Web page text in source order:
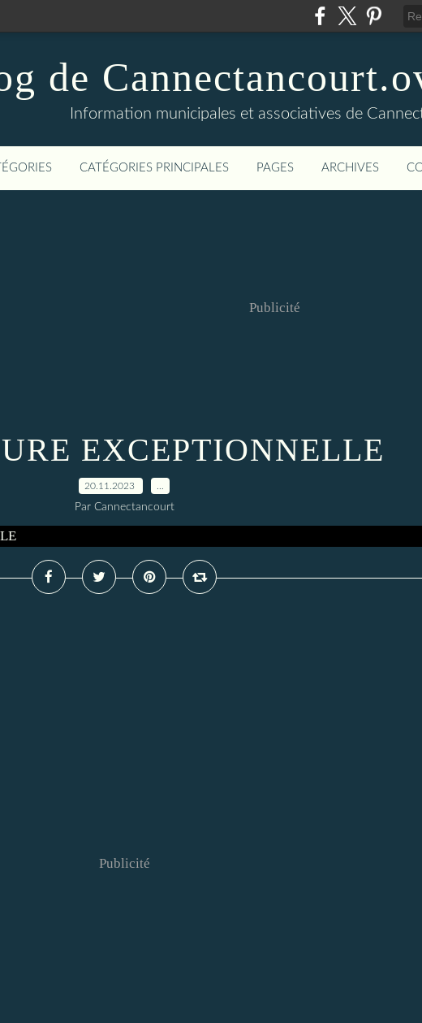
de
Information municipales et associatives de
CATÉGORIES PRINCIPALES PAGES ARCHIVES
Publicité
EXCEPTIONNELLE
20.11.2023
Par Cannectancourt
Publicité